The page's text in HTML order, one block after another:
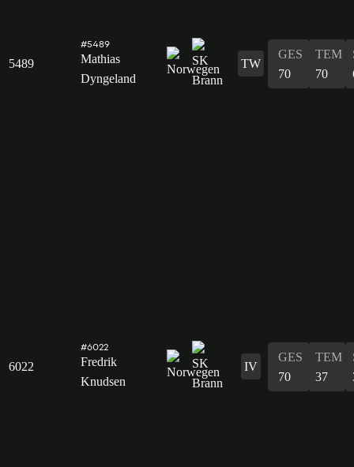
5489
#5489
Mathias
Dyngeland
TW
GES
70
TEM
70
6022
#6022
Fredrik
Knudsen
IV
GES
70
TEM
37